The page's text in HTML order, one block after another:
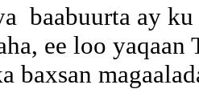
baabuurta ay
ee loo
baxsan